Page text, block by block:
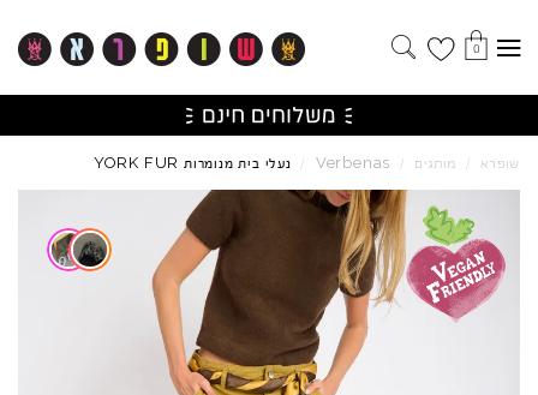
0
שופרא / מותגים /
Verbenas
/ נעלי בית מנומרות YORK FUR
Skip to product reviews